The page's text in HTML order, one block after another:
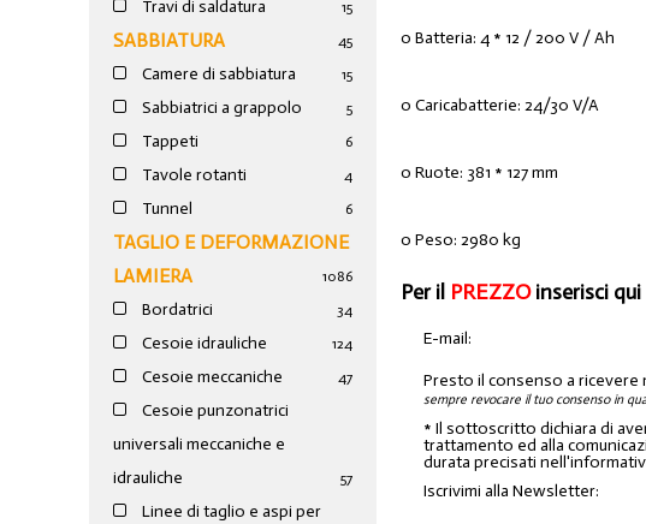
Travi di saldatura 15
SABBIATURA 45
Camere di sabbiatura 15
Sabbiatrici a grappolo 5
Tappeti 6
Tavole rotanti 4
Tunnel 6
TAGLIO E DEFORMAZIONE
LAMIERA
1086
Bordatrici 34
Cesoie idrauliche 124
Cesoie meccaniche 47
Cesoie punzonatrici
universali meccaniche e
idrauliche
57
Linee di taglio e aspi per
o Batteria: 4 * 12 / 200 V / Ah
o Caricabatterie: 24/30 V/A
o Ruote: 381 * 127 mm
o Peso: 2980 kg
Per il PREZZOinserisci
E-mail:
Presto il consenso a
sempre revocare il tuo consenso in
* Il sottoscritto dichiara di
trattamento ed alla
durata precisati
Iscrivimi alla Newsletter: